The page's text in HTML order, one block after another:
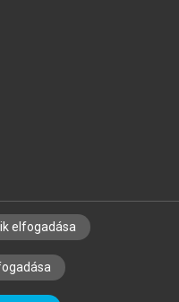
KÖNYVTÁROSOKNAK
ALAPELVEK
elfogadása